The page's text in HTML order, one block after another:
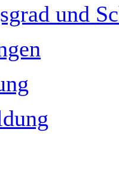
und